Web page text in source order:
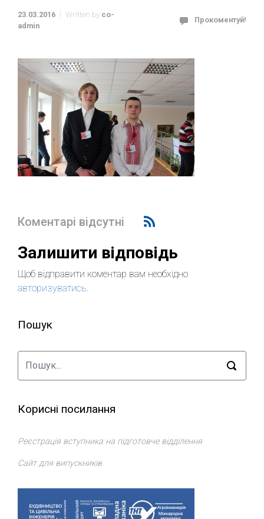
23.03.2016 Written by co-
admin
Прокоментуй!
Коментарі відсутні
Залишити відповідь
Щоб відправити коментар вам необхідно
авторизуватись.
Пошук
Корисні посилання
Реєстрація вступника на підготовче відділення
Сайт для випускників